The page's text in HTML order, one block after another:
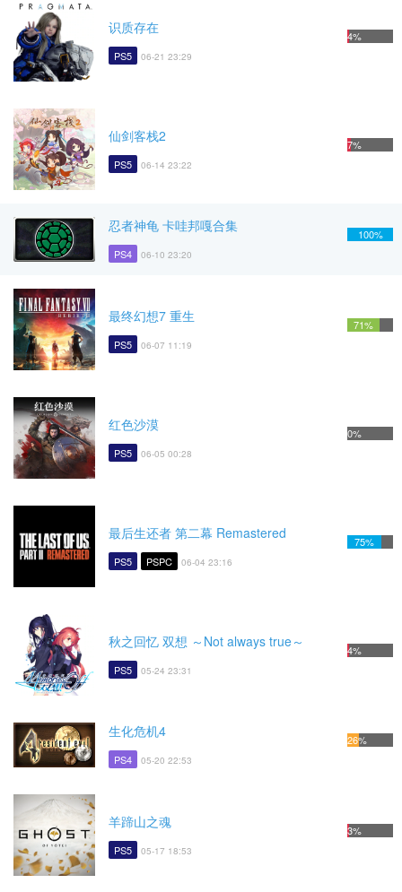
识质存在
PS5 06-21 23:29
4%
仙剑客栈2
PS5 06-14 23:22
7%
忍者神龟 卡哇邦嘎合集
PS4 06-10 23:20
100%
最终幻想7 重生
PS5 06-07 11:19
71%
红色沙漠
PS5 06-05 00:28
0%
最后生还者 第二幕 Remastered
PS5 PSPC 06-04 23:16
75%
秋之回忆 双想 ～Not always true～
PS5 05-24 23:31
4%
生化危机4
PS4 05-20 22:53
26%
羊蹄山之魂
PS5 05-17 18:53
3%